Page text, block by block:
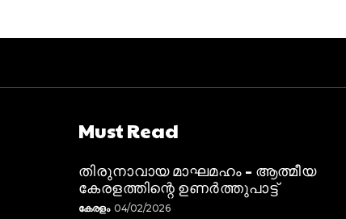
Must Read
തിരുനാവായ മാഘമഹം – ആത്മീയ
കേരളത്തിന്റെ ഉണർത്തുപാട്ട്
കേരളം 04/02/2026